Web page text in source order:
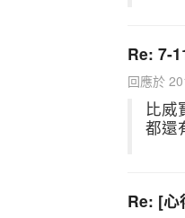
Re: 7-
回應於
比威
都還
Re: [心